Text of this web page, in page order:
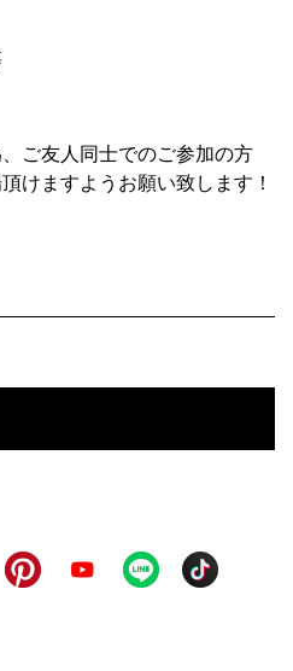
ご友人同士でのご参加の方
けますようお願い致します！